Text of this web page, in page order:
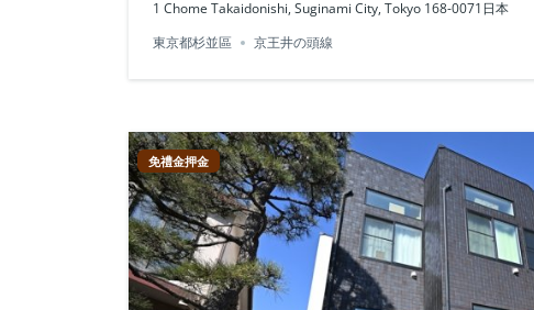
1 Chome Takaidonishi, Suginami City, Tokyo 168-0071日本
東京都杉並區
京王井の頭線
免禮金押金